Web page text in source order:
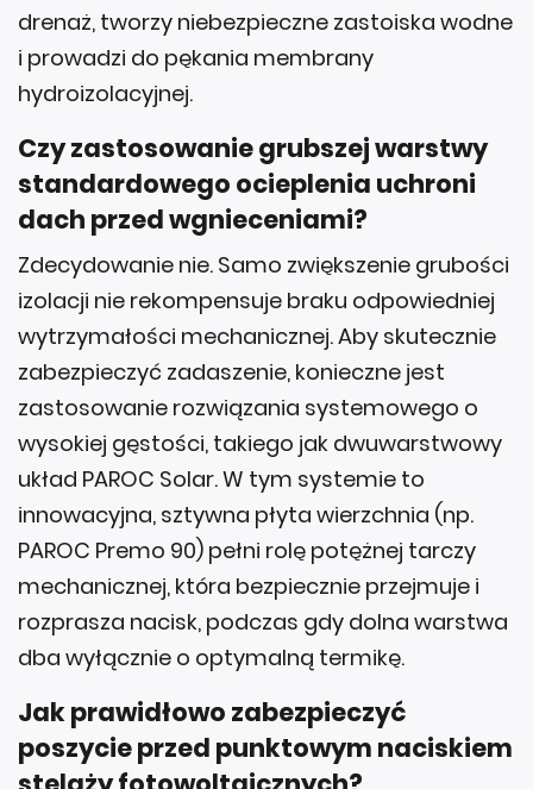
drenaż, tworzy niebezpieczne zastoiska wodne
i prowadzi do pękania membrany
hydroizolacyjnej.
Czy zastosowanie grubszej warstwy
standardowego ocieplenia uchroni
dach przed wgnieceniami?
Zdecydowanie nie. Samo zwiększenie grubości
izolacji nie rekompensuje braku odpowiedniej
wytrzymałości mechanicznej. Aby skutecznie
zabezpieczyć zadaszenie, konieczne jest
zastosowanie rozwiązania systemowego o
wysokiej gęstości, takiego jak dwuwarstwowy
układ PAROC Solar. W tym systemie to
innowacyjna, sztywna płyta wierzchnia (np.
PAROC Premo 90) pełni rolę potężnej tarczy
mechanicznej, która bezpiecznie przejmuje i
rozprasza nacisk, podczas gdy dolna warstwa
dba wyłącznie o optymalną termikę.
Jak prawidłowo zabezpieczyć
poszycie przed punktowym naciskiem